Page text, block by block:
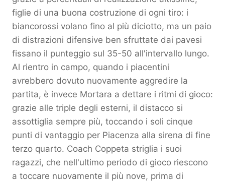
figlie di una buona costruzione di ogni tiro: i
biancorossi volano fino al più diciotto, ma un paio
di distrazioni difensive ben sfruttate dai pavesi
fissano il punteggio sul 35-50 all'intervallo lungo.
Al rientro in campo, quando i piacentini
avrebbero dovuto nuovamente aggredire la
partita, è invece Mortara a dettare i ritmi di gioco:
grazie alle triple degli esterni, il distacco si
assottiglia sempre più, toccando i soli cinque
punti di vantaggio per Piacenza alla sirena di fine
terzo quarto. Coach Coppeta striglia i suoi
ragazzi, che nell'ultimo periodo di gioco riescono
a toccare nuovamente il più nove, prima di